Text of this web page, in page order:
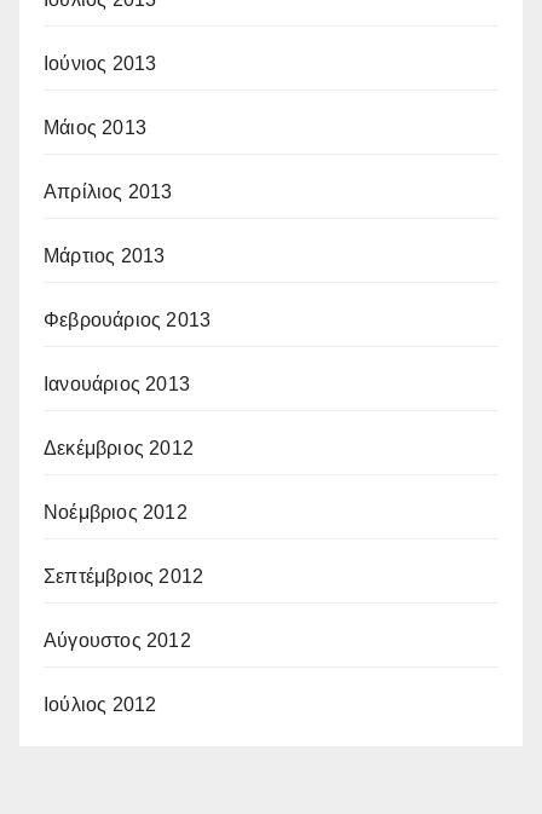
Ιούνιος 2013
Μάιος 2013
Απρίλιος 2013
Μάρτιος 2013
Φεβρουάριος 2013
Ιανουάριος 2013
Δεκέμβριος 2012
Νοέμβριος 2012
Σεπτέμβριος 2012
Αύγουστος 2012
Ιούλιος 2012